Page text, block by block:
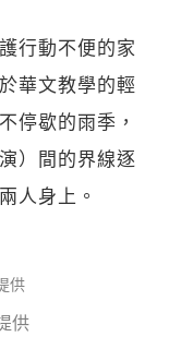
行動不便的家
華文教學的輕
停歇的雨季，
）間的界線逐
人身上。
供